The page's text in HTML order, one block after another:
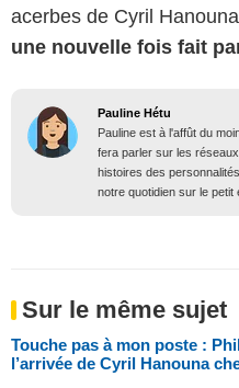
acerbes de Cyril
une nouvelle fois fait
Pauline Hétu
Pauline est à l'affût du
fera parler sur les
histoires des
notre quotidien sur le petit
Sur le même sujet
Touche pas à mon poste :
l’arrivée de Cyril Hanouna